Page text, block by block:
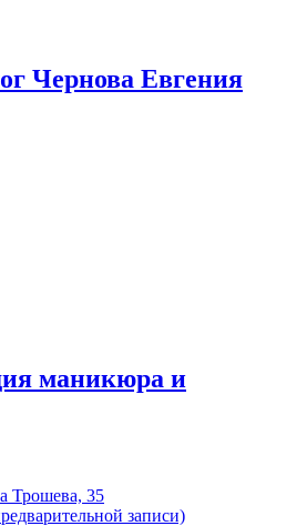
Чернова Евгения
маникюра и
Трошева, 35
записи)